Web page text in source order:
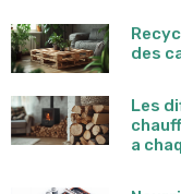
des
Les
a